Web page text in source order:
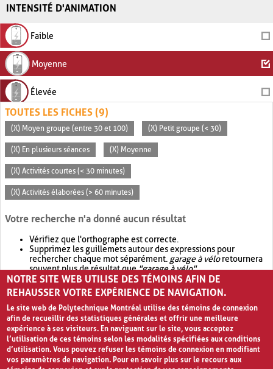
INTENSITÉ D'ANIMATION
Faible
Moyenne
Élevée
TOUTES LES FICHES (9)
(X) Moyen groupe (entre 30 et 100) (X) Petit groupe (< 30)
(X) En plusieurs séances (X) Moyenne
(X) Activités courtes (< 30 minutes)
(X) Activités élaborées (> 60 minutes)
Votre recherche n'a donné aucun résultat
Vérifiez que l'orthographe est correcte.
Supprimez les guillemets autour des expressions pour
rechercher chaque mot séparément. garage à véloretournera
souvent plus de résultat que"garage à vélo".
Envisagez d'élargir votre recherche avec OR.garage OR vélo
retournera souvent plus de résultat quegarage à vélo
NOTRE SITE WEB UTILISE DES TÉMOINS AFIN DE
REHAUSSER VOTRE EXPÉRIENCE DE NAVIGATION.
Le site web de Polytechnique Montréal utilise des témoins de connexion
afin de recueillir des statistiques générales et offrir une meilleure
expérience à ses visiteurs. En naviguant sur le site, vous acceptez
l’utilisation de ces témoins selon les modalités spécifiées aux conditions
d’utilisation. Vous pouvez refuser les témoins de connexion en modifiant
vos paramètres de navigation. Pour en savoir plus sur le recours aux